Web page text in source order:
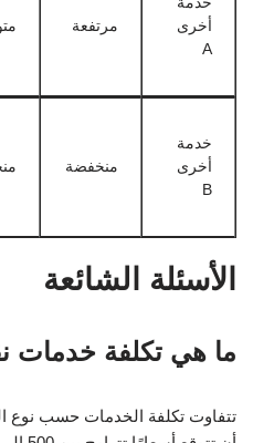
أخرى
A
مرتفعة
خدمة
أخرى
B
منخفضة
الأسئلة الشائعة
ما هي تكلفة خدمات
تتفاوت تكلفة الخدمات حسب نوع